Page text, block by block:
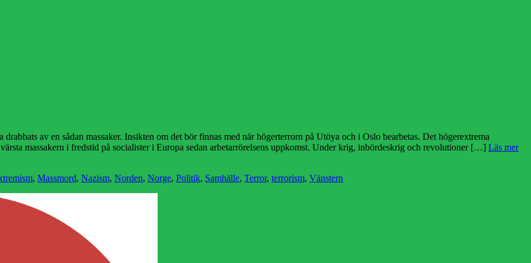
av en sådan massaker. Insikten om det bör finnas med när högerterrorn på Utöya och i Oslo bearbetas. Det högerextrema
massakern i fredstid på socialister i Europa sedan arbetarrörelsens uppkomst. Under krig, inbördeskrig och revolutioner […] Läs mer
, Massmord, Nazism, Norden, Norge, Politik, Samhälle, Terror, terrorism, Vänstern